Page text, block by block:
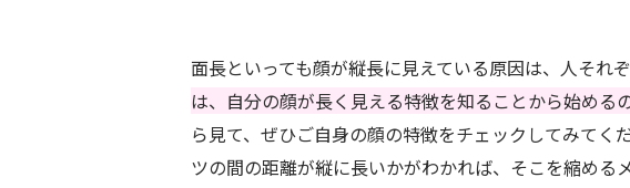
面長といっても顔が縦長に見えている原因は、人それぞ
は、自分の顔が長く見える特徴を知ることから始める
ら見て、ぜひご自身の顔の特徴をチェックしてみてく
ツの間の距離が縦に長いかがわかれば、そこを縮める